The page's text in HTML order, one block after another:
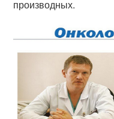
производных.